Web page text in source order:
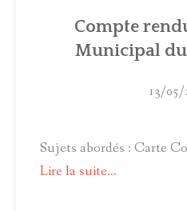
MUNICIPALITÉ
COMITÉ LOCAL
Compte
Municipal du
13/05/
Sujets abordés : Carte
Lire la suite...